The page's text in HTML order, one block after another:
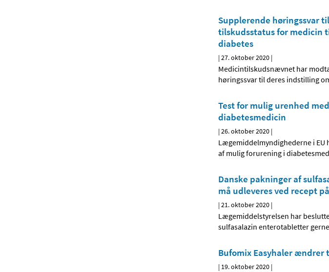
Supplerende høringssvar
tilskudsstatus for medicin
diabetes
|27. oktober 2020 |
Medicintilskudsnævnet har
høringssvar til deres indstilling
Test for mulig urenhed
diabetesmedicin
|26. oktober 2020 |
Lægemiddelmyndighederne i EU
af mulig forurening i
Danske pakninger af
må udleveres ved recept
|21. oktober 2020 |
Lægemiddelstyrelsen har
sulfasalazin enterotabletter
Bufomix Easyhaler ændrer
| 19. oktober 2020 |